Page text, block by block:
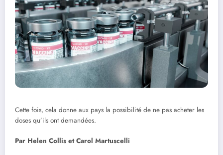
Cette fois, cela donne aux pays la possibilité de ne pas acheter les
doses qu’ils ont demandées.
Par Helen Collis et Carol Martuscelli